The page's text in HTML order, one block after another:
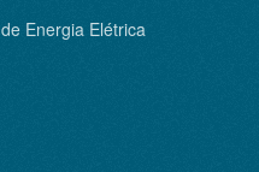
Energia Elétrica